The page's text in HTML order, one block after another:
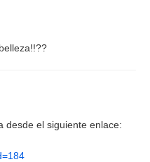
desde el siguiente enlace: